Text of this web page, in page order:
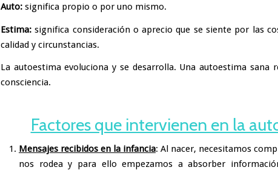
Auto: significa propio o por uno mismo.
Estima:significa consideración o aprecio que se siente por las
calidad y circunstancias.
La autoestima evoluciona y se desarrolla. Una autoestima sana
consciencia.
Factores que intervienen en la
Mensajes recibidos en la infancia: Al nacer, necesitamos
nos rodea y para ello empezamos a absorber